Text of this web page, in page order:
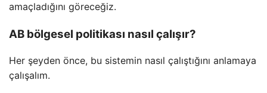
amaçladığını göreceğiz.
AB bölgesel politikası nasıl çalışır?
Her şeyden önce, bu sistemin nasıl çalıştığını anlamaya
çalışalım.